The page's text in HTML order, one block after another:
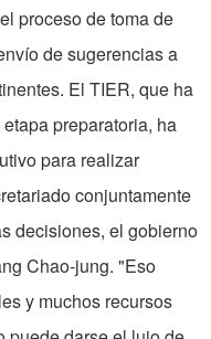
proceso de toma de
de sugerencias a
El TIER, que ha
preparatoria, ha
para realizar
conjuntamente
decisiones, el go­bierno
Chao-jung. "Eso
y muchos recursos